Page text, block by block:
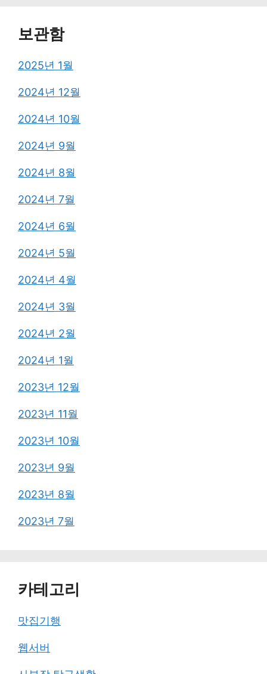
보관함
2025년 1월
2024년 12월
2024년 10월
2024년 9월
2024년 8월
2024년 7월
2024년 6월
2024년 5월
2024년 4월
2024년 3월
2024년 2월
2024년 1월
2023년 12월
2023년 11월
2023년 10월
2023년 9월
2023년 8월
2023년 7월
카테고리
맛집기행
웹서버